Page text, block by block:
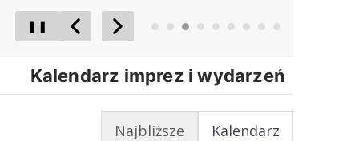
❚❚
Poprzedni Element
Następny Element
Kalendarz imprez i wydarzeń
Kalendarz
Najbliższe